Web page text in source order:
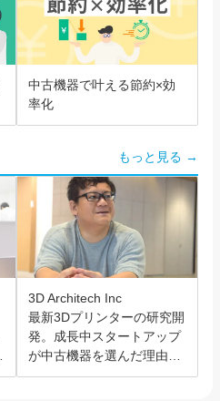
中古機器で叶える節約×効
率化
もっと見る →
3D Architech Inc
最新3Dプリンターの研究開
発。成長中スタートアップ
が中古機器を選んだ理由と
は？